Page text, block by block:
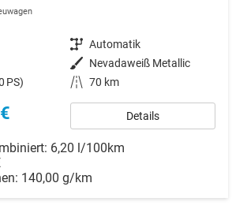
Getriebe Automatik
Außenfarbe Nevadaweiß Metallic
PS) Kilometerstand 70 km
Details
6,20 l/100km
140,00 g/km